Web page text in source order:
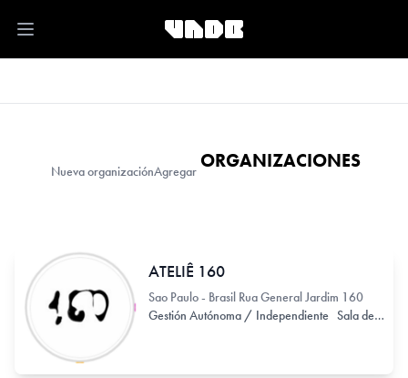
Open main menu
Nueva organizaciónAgregar ORGANIZACIONES
ATELIÊ 160
Sao Paulo - Brasil Rua General Jardim 160
Gestión Autónoma / Independiente Sala de Exhibición